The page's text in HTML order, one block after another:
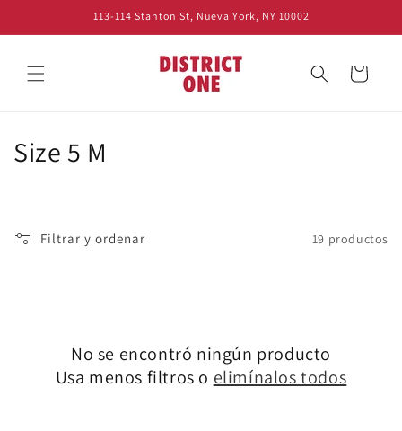
directamente
al contenido
113-114 Stanton St, Nueva York, NY 10002
Carrito
C
e
Size 5 M
Filtrar y ordenar 19 productos
No se encontró ningún producto
Usa menos filtros o elimínalos todos